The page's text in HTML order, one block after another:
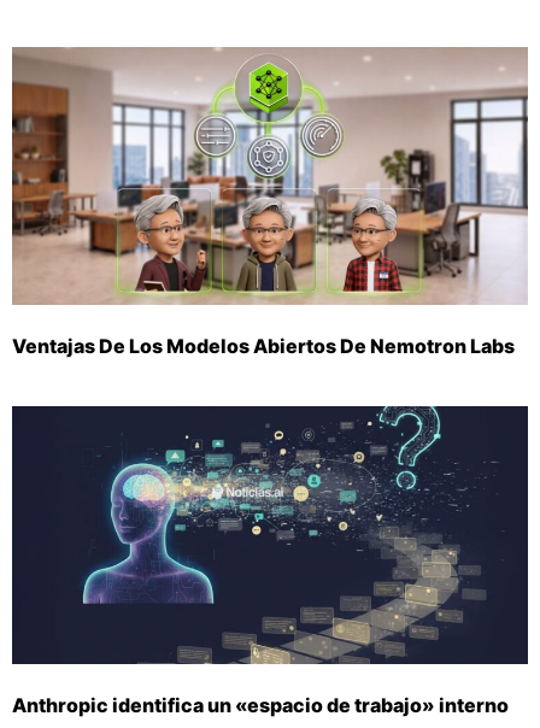
Ventajas De Los Modelos Abiertos De Nemotron Labs
Anthropic identifica un «espacio de trabajo» interno